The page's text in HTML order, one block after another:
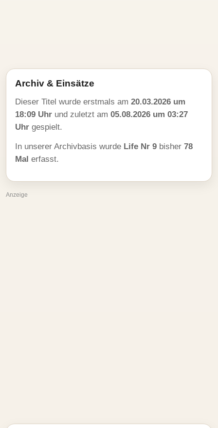
Archiv & Einsätze
Dieser Titel wurde erstmals am 20.03.2026 um
18:09 Uhr und zuletzt am 05.08.2026 um 03:27
Uhr gespielt.
In unserer Archivbasis wurde Life Nr 9 bisher 78
Mal erfasst.
Anzeige